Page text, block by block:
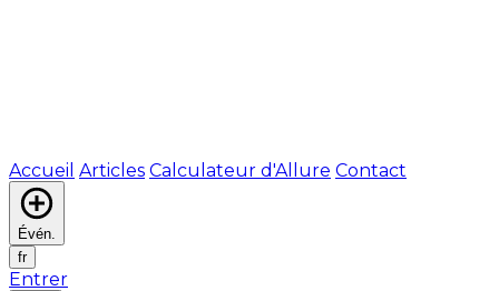
Accueil Articles Calculateur d'Allure Contact
Évén.
fr
Entrer